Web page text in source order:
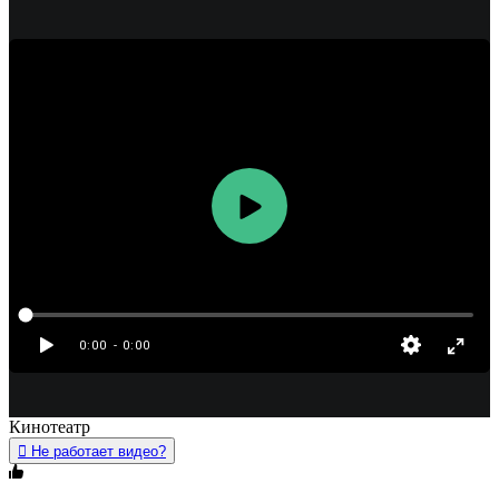
Кинотеатр
Не работает видео?